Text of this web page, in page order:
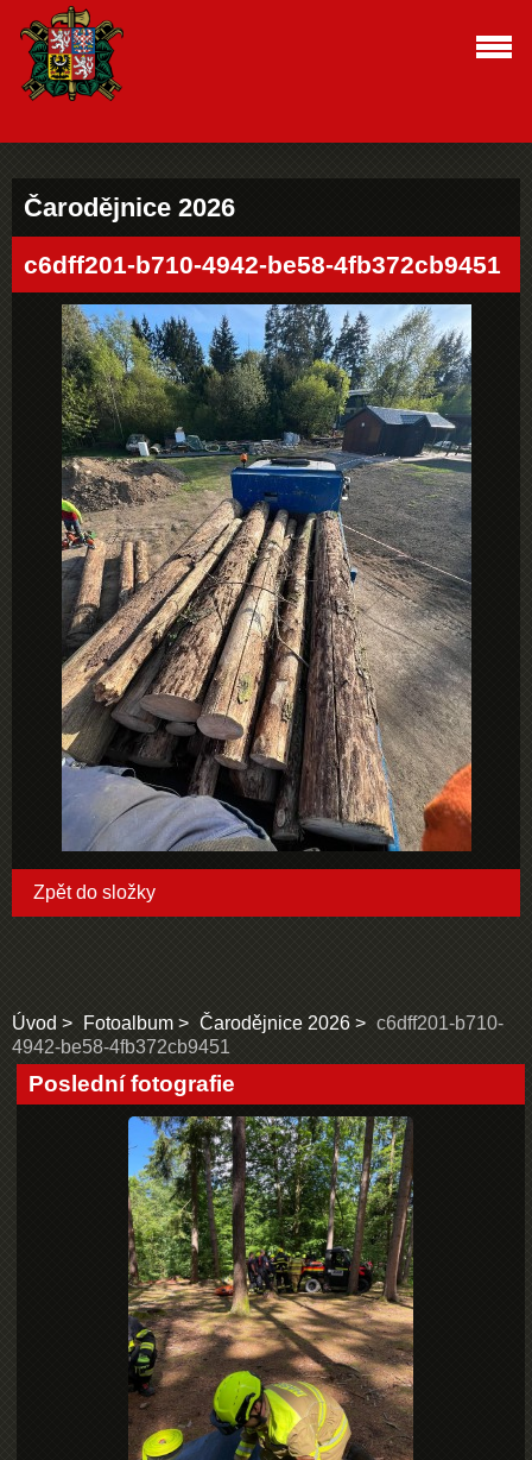
Čarodějnice 2026
c6dff201-b710-4942-be58-4fb372cb9451
Zpět do složky
Úvod Fotoalbum Čarodějnice 2026
c6dff201-b710-
4942-be58-4fb372cb9451
Poslední fotografie